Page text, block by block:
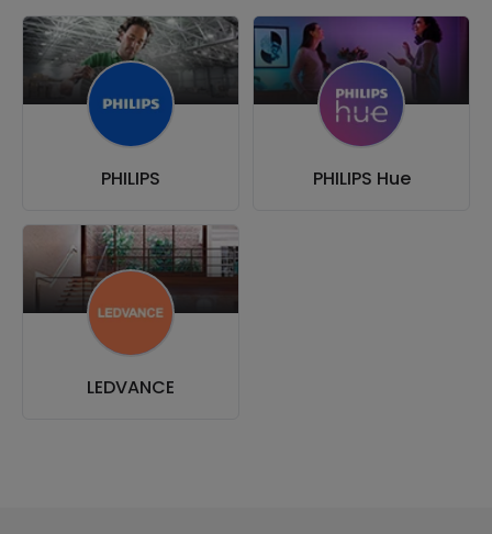
PHILIPS PHILIPS Hue
LEDVANCE